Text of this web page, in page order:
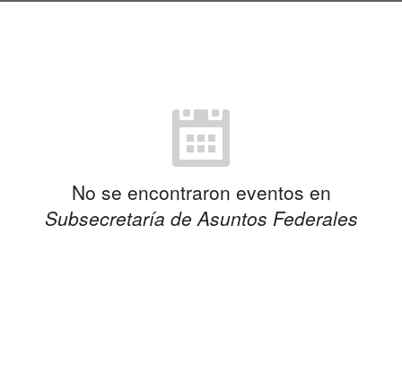
No se encontraron eventos en
Subsecretaría de Asuntos Federales